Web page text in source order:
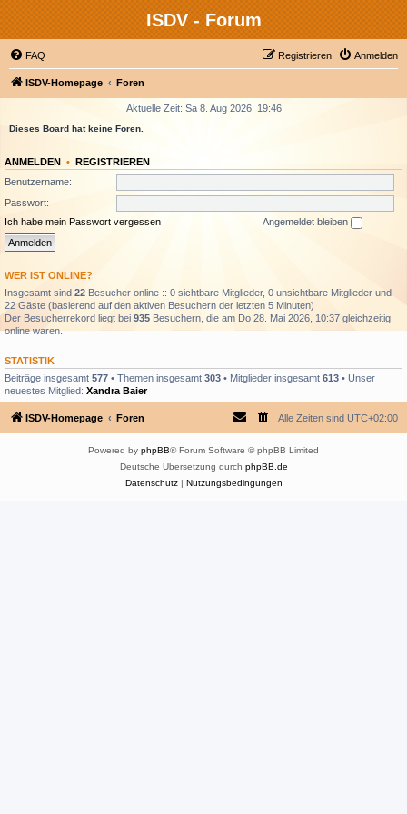
ISDV - Forum
FAQ Anmelden
Registrieren
ISDV-Homepage Foren
Aktuelle Zeit: Sa 8. Aug 2026, 19:46
Dieses Board hat keine Foren.
ANMELDEN • REGISTRIEREN
Benutzername:
Passwort:
Ich habe mein Passwort vergessen
Angemeldet bleiben
WER IST ONLINE?
Insgesamt sind 22 Besucher online :: 0 sichtbare Mitglieder, 0 unsichtbare Mitglieder und
22 Gäste (basierend auf den aktiven Besuchern der letzten 5 Minuten)
Der Besucherrekord liegt bei 935 Besuchern, die am Do 28. Mai 2026, 10:37 gleichzeitig
online waren.
STATISTIK
Beiträge insgesamt 577 • Themen insgesamt 303 • Mitglieder insgesamt 613 • Unser
neuestes Mitglied: Xandra Baier
ISDV-Homepage Foren Alle Zeiten sind UTC+02:00
Powered by phpBB® Forum Software © phpBB Limited
Deutsche Übersetzung durch phpBB.de
Datenschutz| Nutzungsbedingungen